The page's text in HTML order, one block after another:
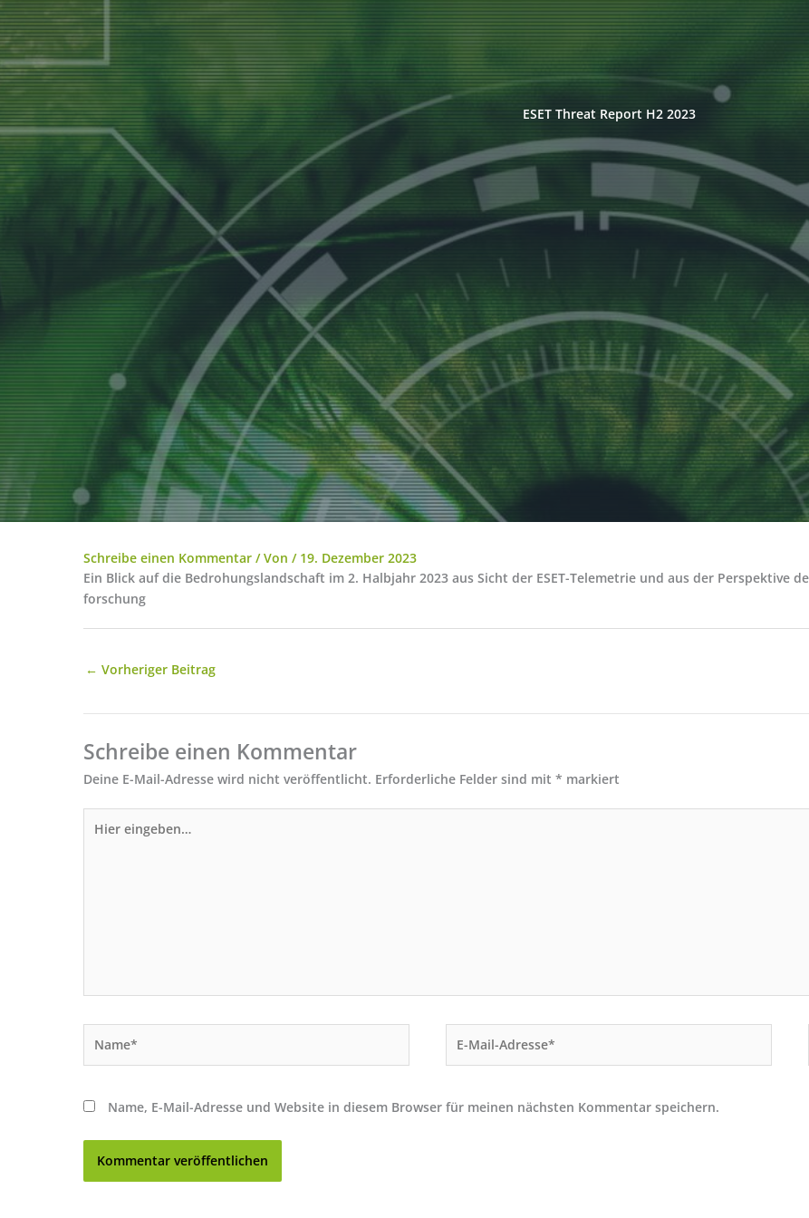
ESET Threat Report H2 2023
Schreibe einen Kommentar / Von / 19. Dezember 2023
Ein Blick auf die Bedrohungslandschaft im 2. Halbjahr 2023 aus Sicht der ESET-Telemetrie und aus der Perspektive
forschung
← Vorheriger Beitrag
Schreibe einen Kommentar
Deine E-Mail-Adresse wird nicht veröffentlicht. Erforderliche Felder sind mit * markiert
eingeben…
Mail-
Name, E-Mail-Adresse und Website in diesem Browser für meinen nächsten Kommentar speichern.